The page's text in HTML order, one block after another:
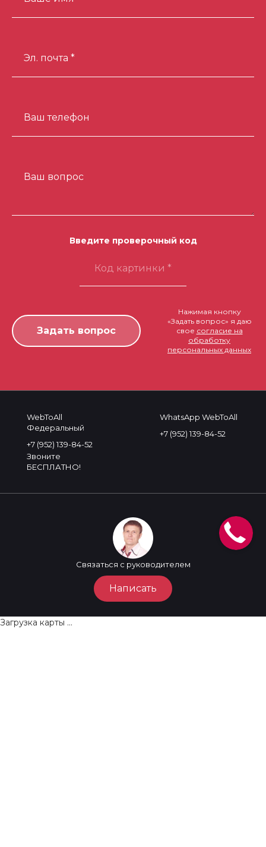
Эл. почта *
Ваш телефон
Ваш вопрос
Введите проверочный код
Нажимая кнопку
«Задать вопрос» я даю
свое согласие на
обработку
персональных данных
WebToAll
Федеральный
+7 (952) 139-84-52
Звоните
БЕСПЛАТНО!
WhatsApp WebToAll
+7 (952) 139-84-52
Связаться с руководителем
Написать
Загрузка карты ...